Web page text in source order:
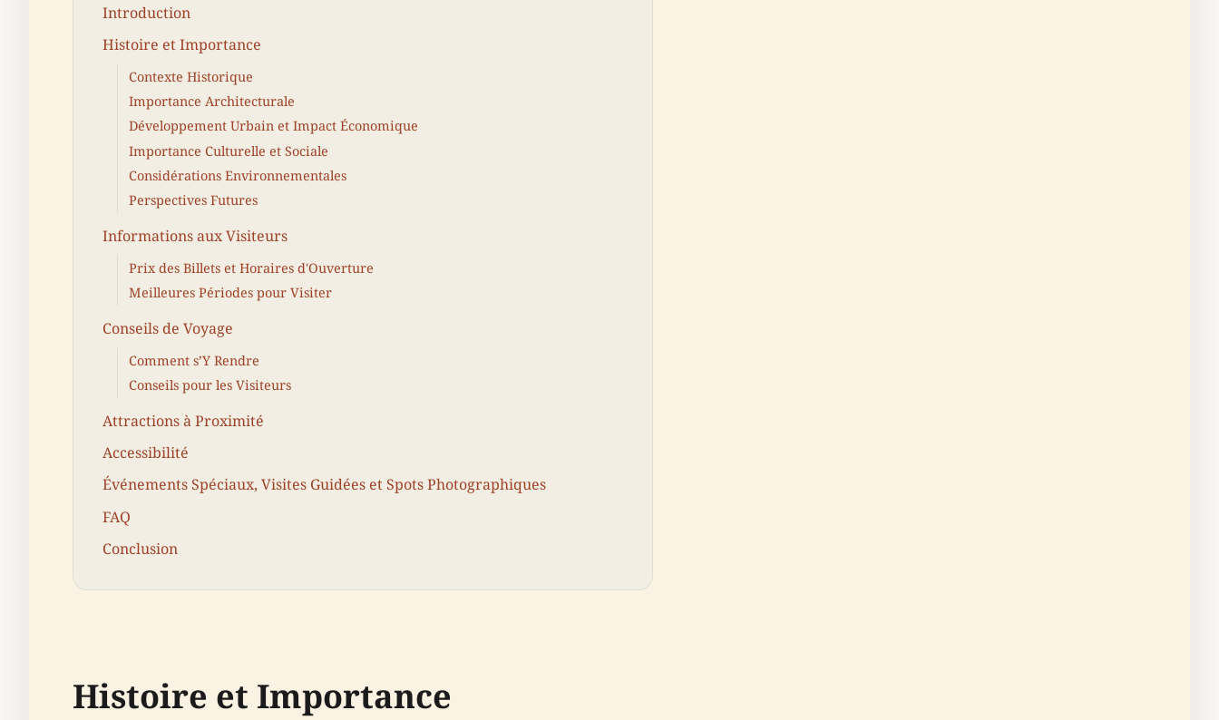
Introduction
Histoire et Importance
Contexte Historique
Importance Architecturale
Développement Urbain et Impact Économique
Importance Culturelle et Sociale
Considérations Environnementales
Perspectives Futures
Informations aux Visiteurs
Prix des Billets et Horaires d'Ouverture
Meilleures Périodes pour Visiter
Conseils de Voyage
Comment s’Y Rendre
Conseils pour les Visiteurs
Attractions à Proximité
Accessibilité
Événements Spéciaux, Visites Guidées et Spots Photographiques
FAQ
Conclusion
Histoire et Importance